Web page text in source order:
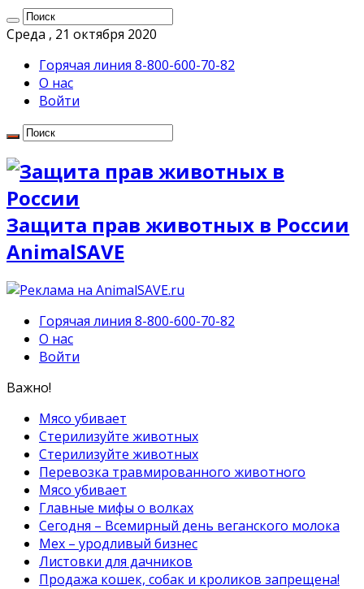
Среда , 21 октября 2020
Горячая линия 8-800-600-70-82
О нас
Войти
Защита прав животных в России
AnimalSAVE
Горячая линия 8-800-600-70-82
О нас
Войти
Важно!
Мясо убивает
Стерилизуйте животных
Стерилизуйте животных
Перевозка травмированного животного
Мясо убивает
Главные мифы о волках
Сегодня – Всемирный день веганского молока
Мех – уродливый бизнес
Листовки для дачников
Продажа кошек, собак и кроликов запрещена!